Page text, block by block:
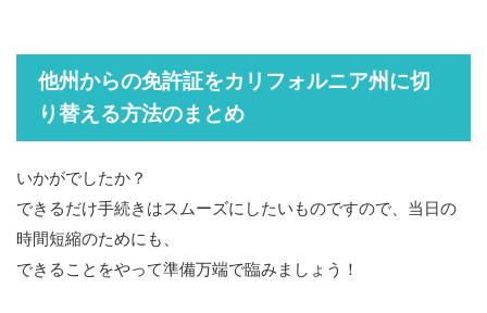
他州からの免許証をカリフォルニア州に切
り替える方法のまとめ
いかがでしたか？
できるだけ手続きはスムーズにしたいものですので、当日の
時間短縮のためにも、
できることをやって準備万端で臨みましょう！